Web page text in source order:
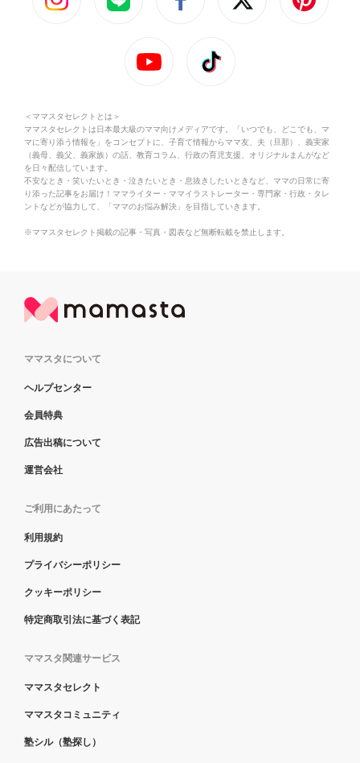
＜ママスタセレクトとは＞
ママスタセレクトは日本最大級のママ向けメディアです。「いつでも、どこでも、マ
マに寄り添う情報を」をコンセプトに、子育て情報からママ友、夫（旦那）、義実家
（義母、義父、義家族）の話、教育コラム、行政の育児支援、オリジナルまんがなど
を日々配信しています。
不安なとき・笑いたいとき・泣きたいとき・息抜きしたいときなど、ママの日常に寄
り添った記事をお届け！ママライター・ママイラストレーター・専門家・行政・タレ
ントなどが協力して、「ママのお悩み解決」を目指していきます。
※ママスタセレクト掲載の記事・写真・図表など無断転載を禁止します。
ママスタについて
ヘルプセンター
会員特典
広告出稿について
運営会社
ご利用にあたって
利用規約
プライバシーポリシー
クッキーポリシー
特定商取引法に基づく表記
ママスタ関連サービス
ママスタセレクト
ママスタコミュニティ
塾シル（塾探し）